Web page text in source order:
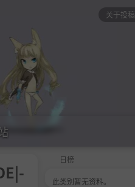
关于投稿
日榜
此类别暂无资料。